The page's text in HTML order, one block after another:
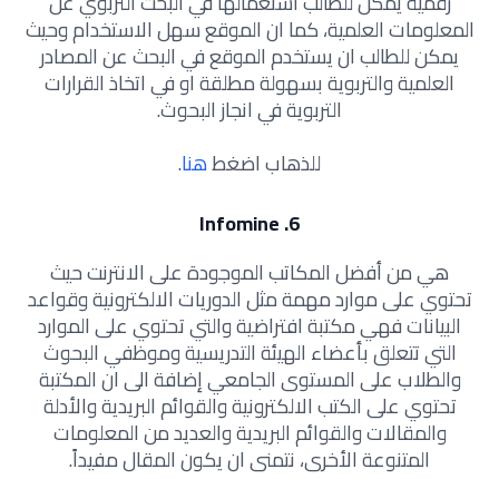
المعلومات العلمية، كما ان الموقع سهل الاستخدام وحيث
يمكن للطالب ان يستخدم الموقع في البحث عن المصادر
العلمية والتربوية بسهولة مطلقة او في اتخاذ القرارات
التربوية في انجاز البحوث.
للذهاب اضغطهنا.
6. Infomine
هي من أفضل المكاتب الموجودة على الانترنت حيث
تحتوي على موارد مهمة مثل الدوريات الالكترونية وقواعد
البيانات فهي مكتبة افتراضية والتي تحتوي على الموارد
التي تتعلق بأعضاء الهيئة التدريسية وموظفي البحوث
والطلاب على المستوى الجامعي إضافة الى ان المكتبة
تحتوي على الكتب الالكترونية والقوائم البريدية والأدلة
والمقالات والقوائم البريدية والعديد من المعلومات
المتنوعة الأخرى، نتمنى ان يكون المقال مفيداً.